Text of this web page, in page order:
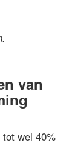
van
wel 40%